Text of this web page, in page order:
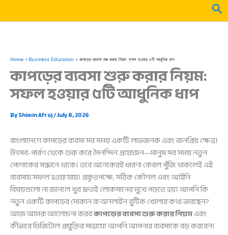
Home Business Education কাপড়ের ব্যবসা শুরু করার নিয়ম: সফল হওয়ার ৫টি আধুনিক ধাপ
কাপড়ের ব্যবসা শুরু করার নিয়ম:
সফল হওয়ার ৫টি আধুনিক ধাপ
ByShimin Afroj/July 8, 2026
বাংলাদেশে কাপড়ের ব্যবসা সব সময় একটি লাভজনক এবং জনপ্রিয় ক্ষেত্র।
উৎসব-পার্বণ থেকে শুরু করে দৈনন্দিন প্রয়োজন—মানুষ সব সময় নতুন
পোশাকের সন্ধানে থাকে। তবে অনেকেরই ধারণা কেবল পুঁজি থাকলেই এই
ব্যবসায় সফল হওয়া যায়। প্রকৃতপক্ষে, সঠিক কৌশল এবং আইনি
বিষয়গুলো না জানলে খুব দ্রুতই লোকসানের মুখে পড়তে হয়। আপনি কি
নতুন একটি কাপড়ের দোকান বা অনলাইন বুটিক খোলার কথা ভাবছেন?
আজ আমরা আলোচনা করবকাপড়ের ব্যবসা শুরু করার নিয়মএবং
কীভাবে ডিজিটাল প্রযুক্তির সাহায্যে আপনি আপনার ব্যবসাকে বড় করবেন।